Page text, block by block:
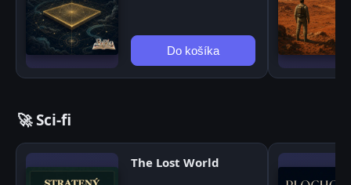
Do košíka
🚀 Sci-fi
The Lost World